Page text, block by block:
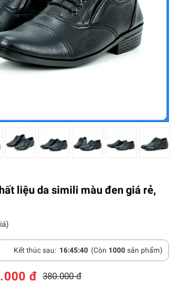
liệu da simili màu đen giá rẻ,
Kết thúc sau: 16:45:39 (Còn 1000 sản phẩm)
đ 380.000 đ